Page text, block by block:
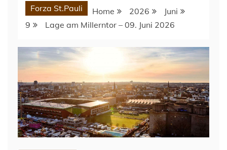
Forza St.Pauli Home 2026
Juni
9
Lage am Millerntor – 09. Juni 2026